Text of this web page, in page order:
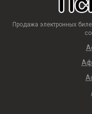
Продажа электронных